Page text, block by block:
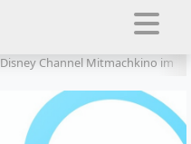
Disney Channel Mitmachkino im